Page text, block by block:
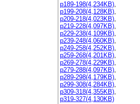
p189-198(4,234KB),
p199-208(4,128KB),
p209-218(4,023KB),
p219-228(4,097KB),
p229-238(4,109KB),
p239-248(4,060KB),
p249-258(4,252KB),
p259-268(4,201KB),
p269-278(4,229KB),
p279-288(4,097KB),
p289-298(4,179KB),
p299-308(4,284KB),
p309-318(4,355KB),
p319-327(4,130KB)